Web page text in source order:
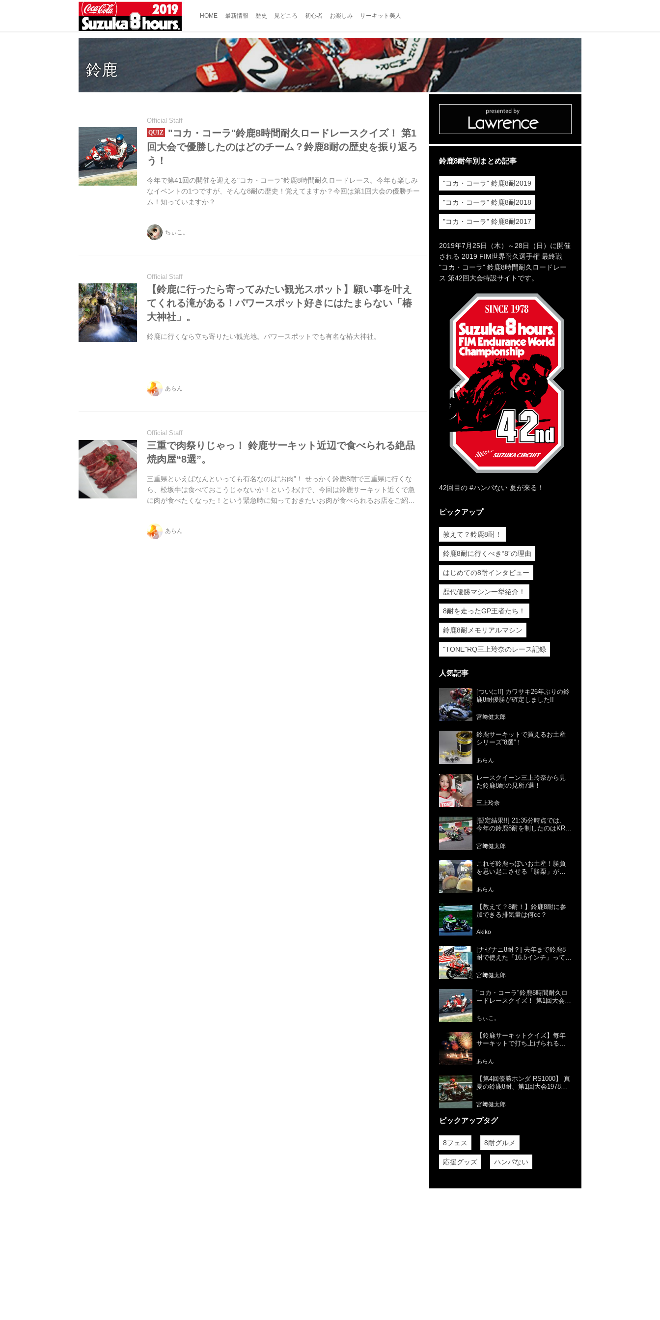
HOME 最新情報 歴史 見どころ 初心者 お楽しみ サーキット美人
鈴鹿
Official Staff
"コカ・コーラ"鈴鹿8時間耐久ロードレースクイズ！ 第1
回大会で優勝したのはどのチーム？鈴鹿8耐の歴史を振り返ろ
う！
今年で第41回の開催を迎える"コカ・コーラ"鈴鹿8時間耐久ロードレース。今年も楽しみ
なイベントの1つですが、そんな8耐の歴史！覚えてますか？今回は第1回大会の優勝チー
ム！知っていますか？
ちぃこ。
Official Staff
【鈴鹿に行ったら寄ってみたい観光スポット】願い事を叶え
てくれる滝がある！パワースポット好きにはたまらない「椿
大神社」。
鈴鹿に行くなら立ち寄りたい観光地。パワースポットでも有名な椿大神社。
あらん
Official Staff
三重で肉祭りじゃっ！ 鈴鹿サーキット近辺で食べられる絶品
焼肉屋“8選”。
三重県といえばなんといっても有名なのは“お肉”！ せっかく鈴鹿8耐で三重県に行くな
ら、松坂牛は食べておこうじゃないか！というわけで、今回は鈴鹿サーキット近くで急
に肉が食べたくなった！という緊急時に知っておきたいお肉が食べられるお店をご紹
あらん
鈴鹿8耐年別まとめ記事
"コカ・コーラ" 鈴鹿8耐2019
"コカ・コーラ" 鈴鹿8耐2018
"コカ・コーラ" 鈴鹿8耐2017
2019年7月25日（木）～28日（日）に開催
される 2019 FIM世界耐久選手権 最終戦
"コカ・コーラ" 鈴鹿8時間耐久ロードレー
ス 第42回大会特設サイトです。
42回目の #ハンパない 夏が来る！
ピックアップ
教えて？鈴鹿8耐！
鈴鹿8耐に行くべき“8”の理由
はじめての8耐インタビュー
歴代優勝マシン一挙紹介！
8耐を走ったGP王者たち！
鈴鹿8耐メモリアルマシン
"TONE"RQ三上玲奈のレース記録
人気記事
[ついに!!] カワサキ26年ぶりの鈴
鹿8耐優勝が確定しました!!
宮﨑健太郎
鈴鹿サーキットで買えるお土産
シリーズ“8選”！
あらん
レースクイーン三上玲奈から見
た鈴鹿8耐の見所7選！
三上玲奈
[暫定結果!!] 21:35分時点では、
今年の鈴鹿8耐を制したのはKRT
月29日!!]
宮﨑健太郎
これぞ鈴鹿っぽいお土産！勝負
を思い起こさせる「勝栗」がお
あらん
【教えて？8耐！】鈴鹿8耐に参
加できる排気量は何cc？
Akiko
[ナゼナニ8耐？] 去年まで鈴鹿8
耐で使えた「16.5インチ」って、
宮﨑健太郎
"コカ・コーラ"鈴鹿8時間耐久ロ
ードレースクイズ！ 第1回大会で
耐の歴史を振り返ろう！
ちぃこ。
【鈴鹿サーキットクイズ】毎年
サーキットで打ち上げられる花
あらん
【第4回優勝ホンダ RS1000】 真
夏の鈴鹿8耐、第1回大会1978年
を紹介。
宮﨑健太郎
ピックアップタグ
8フェス 8耐グルメ
応援グッズ ハンパない